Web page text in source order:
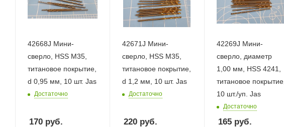
42668J Мини-
сверло, HSS M35,
титановое покрытие,
d 0,95 мм, 10 шт. Jas
Достаточно
170 руб.
42671J Мини-
сверло, HSS M35,
титановое покрытие,
d 1,2 мм, 10 шт. Jas
Достаточно
220руб.
42269J Мини-
сверло, диаметр
1,00 мм, HSS 4241,
титановое покрытие,
10 шт./уп. Jas
Достаточно
165руб.